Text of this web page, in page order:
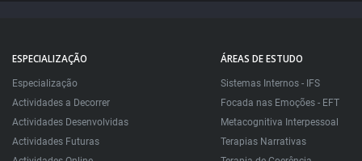
ESPECIALIZAÇÃO
Especialização
Actividades a Decorrer
Actividades Desenvolvidas
Actividades Futuras
ÁREAS DE ESTUDO
Sistemas Internos - IFS
Focada nas Emoções - EFT
Metacognitiva Interpessoal
Terapias Narrativas